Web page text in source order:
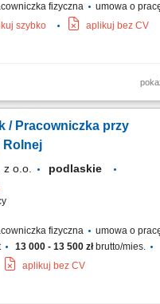
fizyczna
umowa o
szybko aplikuj bez CV
linii kablowych. Instalacja
Montaż rozdzielnic i szaf
/ Pracowniczka przy
Rolnej
o.o.
podlaskie
fizyczna
umowa o
13 000 - 13 500 złbrutto/mies.
aplikuj bez CV